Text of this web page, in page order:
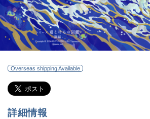
Overseas shipping Available
詳細情報